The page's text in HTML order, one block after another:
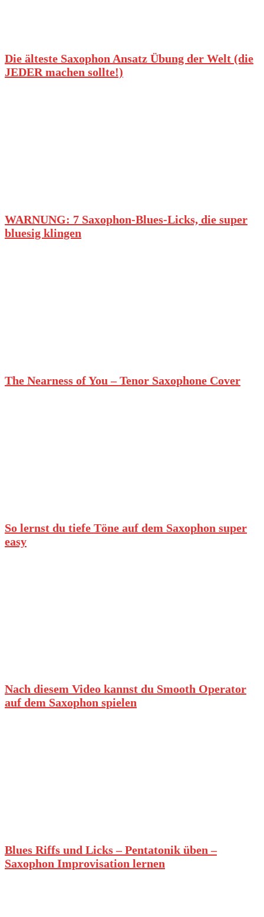
Die älteste Saxophon Ansatz Übung der Welt (die
JEDER machen sollte!)
WARNUNG: 7 Saxophon-Blues-Licks, die super
bluesig klingen
The Nearness of You – Tenor Saxophone Cover
So lernst du tiefe Töne auf dem Saxophon super
easy
Nach diesem Video kannst du Smooth Operator
auf dem Saxophon spielen
Blues Riffs und Licks – Pentatonik üben –
Saxophon Improvisation lernen